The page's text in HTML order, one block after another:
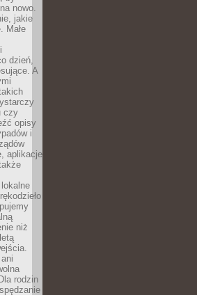
nowo.
jakie
Małe
dzień,
A
czy
opisy
i
aplikacje
niż
rodzin